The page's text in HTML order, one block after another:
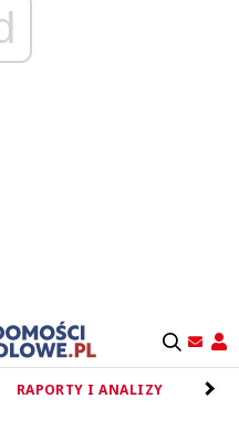
RAPORTY I ANALIZY